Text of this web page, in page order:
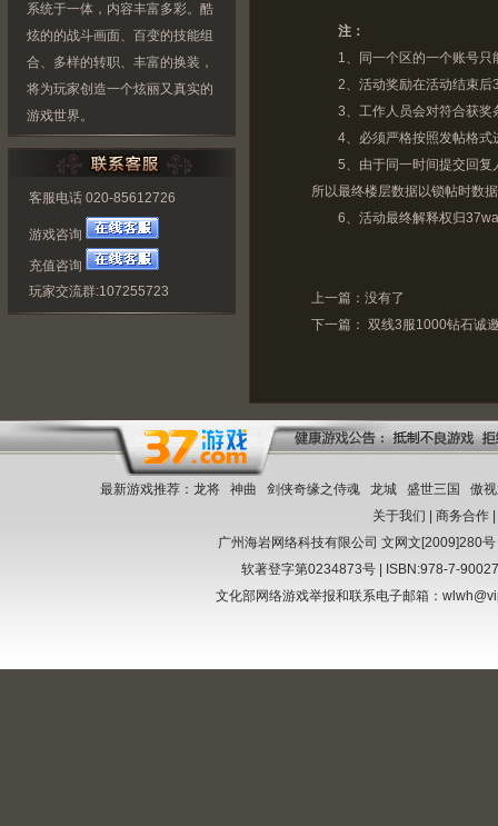
注：
1、同一个区的一个账号只
2、活动奖励在活动结束后3
3、工作人员会对符合获奖
4、必须严格按照发帖格式
5、由于同一时间提交回复人
所以最终楼层数据以锁帖时数
6、活动最终解释权归
上一篇：没有了
下一篇： 双线3服1000钻石诚
系统于一体，内容丰富多彩。酷
炫的的战斗画面、百变的技能组
合、多样的转职、丰富的换装，
将为玩家创造一个炫丽又真实的
游戏世界。
客服电话 020-85612726
游戏咨询
充值咨询
玩家交流群:107255723
最新游戏推荐： 龙将 神曲 剑侠奇缘之侍魂 龙城 盛世三国
傲
关于我们
商务合作|
广州海岩网络科技有限公司 文网文[2009]280号
软著登字第0234873号 | ISBN:978-7-
文化部网络游戏举报和联系电子邮箱：